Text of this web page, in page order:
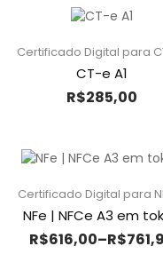
Certificado Digital para
CT-e A1
R$285,00
Certificado Digital para
NFe | NFCe A3 em
R$616,00–R$